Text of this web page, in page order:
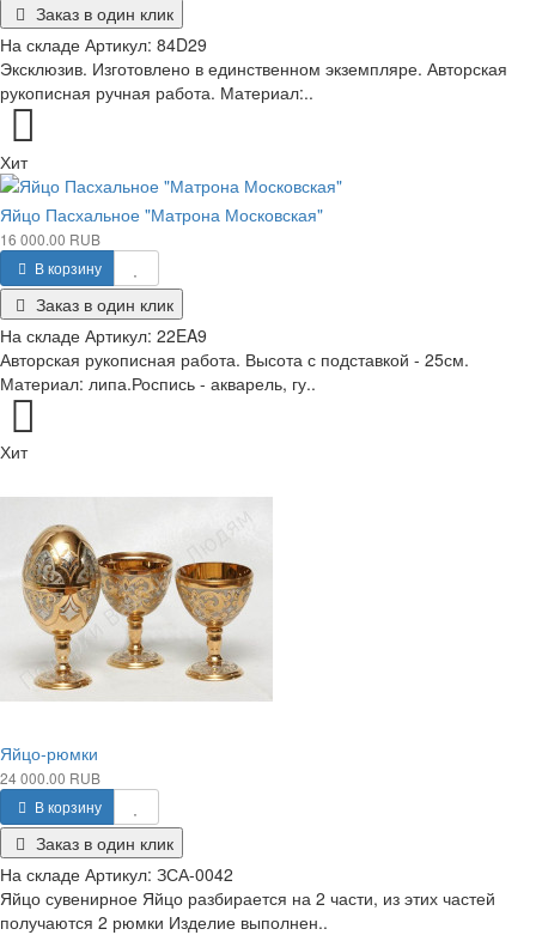
Заказ в один клик
На складе Артикул: 84D29
Эксклюзив. Изготовлено в единственном экземпляре. Авторская
рукописная ручная работа. Материал:..
Хит
Яйцо Пасхальное "Матрона Московская"
16 000.00 RUB
В корзину
Заказ в один клик
На складе Артикул: 22EA9
Авторская рукописная работа. Высота с подставкой - 25см.
Материал: липа.Роспись - акварель, гу..
Хит
Яйцо-рюмки
24 000.00 RUB
В корзину
Заказ в один клик
На складе Артикул: ЗСА-0042
Яйцо сувенирное Яйцо разбирается на 2 части, из этих частей
получаются 2 рюмки Изделие выполнен..